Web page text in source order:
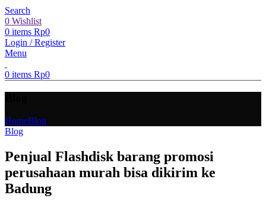
Search
0 Wishlist
0 items Rp0
Login / Register
Menu
0 items Rp0
HomeBlog
Blog
Penjual Flashdisk barang promosi
perusahaan murah bisa dikirim ke
Badung